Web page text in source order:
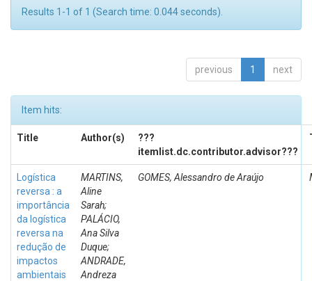
Results 1-1 of 1 (Search time: 0.044 seconds).
previous 1 next
Item hits:
Title Author(s)
???
itemlist.dc.contributor.advisor???
Logística
reversa : a
importância
da logística
reversa na
redução de
impactos
ambientais
MARTINS,
Aline
Sarah;
PALÁCIO,
Ana Silva
Duque;
ANDRADE,
Andreza
GOMES, Alessandro de Araújo